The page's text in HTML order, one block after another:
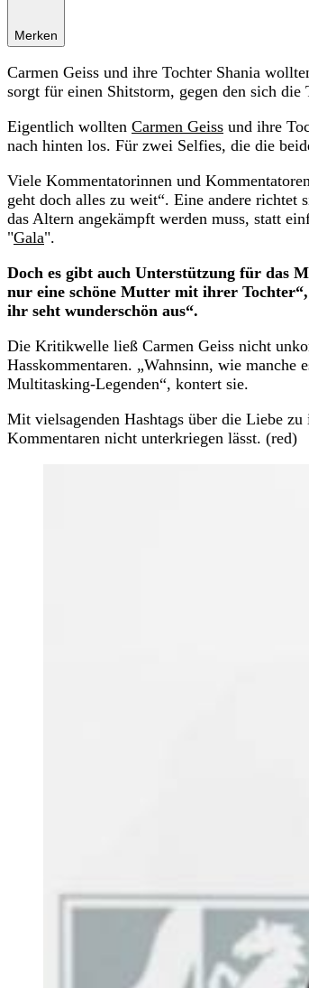
Merken
Carmen Geiss und ihre Tochter Shania
sorgt für einen Shitstorm, gegen den sich
Eigentlich wollten Carmen Geiss und ihre
nach hinten los. Für zwei Selfies, die die
Viele Kommentatorinnen und
geht doch alles zu weit“. Eine andere
das Altern angekämpft werden muss, statt
"Gala".
Doch es gibt auch Unterstützung für das
nur eine schöne Mutter mit ihrer
ihr seht wunderschön aus“.
Die Kritikwelle ließ Carmen Geiss nicht
Hasskommentaren. „Wahnsinn, wie manche
Multitasking-Legenden“, kontert sie.
Mit vielsagenden Hashtags über die Liebe
Kommentaren nicht unterkriegen lässt. (red)